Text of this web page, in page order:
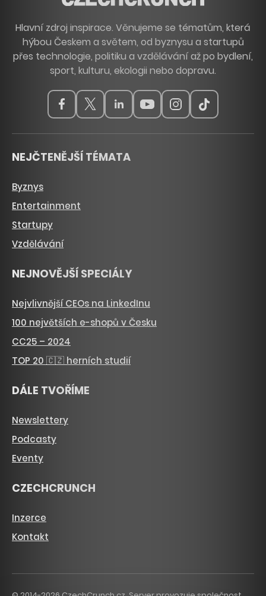
Hlavní zdroj inspirace. Věnujeme se tématům, která
hýbou Českem a světem, od byznysu a startupů
přes technologie, politiku a vzdělávání až po bydlení,
sport, kulturu, ekologii nebo dopravu.
NEJČTENĚJŠÍ TÉMATA
Byznys
Entertainment
Startupy
Vzdělávání
NEJNOVĚJŠÍ SPECIÁLY
Nejvlivnější CEOs na LinkedInu
100 největších e-shopů v Česku
CC25 – 2024
TOP 20 🇨🇿 herních studií
DÁLE TVOŘÍME
Newslettery
Podcasty
Eventy
CZECHCRUNCH
Inzerce
Kontakt